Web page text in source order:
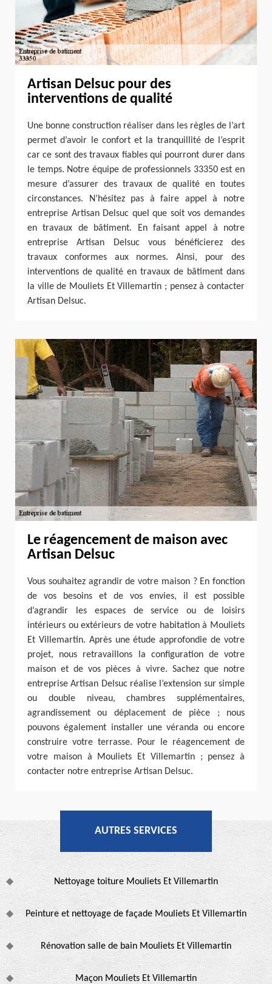
Artisan Delsuc pour des
interventions de qualité
Une bonne construction réaliser dans les règles de l’art
permet d’avoir le confort et la tranquillité de l’esprit
car ce sont des travaux fiables qui pourront durer dans
le temps. Notre équipe de professionnels 33350 est en
mesure d’assurer des travaux de qualité en toutes
circonstances. N’hésitez pas à faire appel à notre
entreprise Artisan Delsuc quel que soit vos demandes
en travaux de bâtiment. En faisant appel à notre
entreprise Artisan Delsuc vous bénéficierez des
travaux conformes aux normes. Ainsi, pour des
interventions de qualité en travaux de bâtiment dans
la ville de Mouliets Et Villemartin ; pensez à contacter
Artisan Delsuc.
Le réagencement de maison avec
Artisan Delsuc
Vous souhaitez agrandir de votre maison ? En fonction
de vos besoins et de vos envies, il est possible
d’agrandir les espaces de service ou de loisirs
intérieurs ou extérieurs de votre habitation à Mouliets
Et Villemartin. Après une étude approfondie de votre
projet, nous retravaillons la configuration de votre
maison et de vos pièces à vivre. Sachez que notre
entreprise Artisan Delsuc réalise l’extension sur simple
ou double niveau, chambres supplémentaires,
agrandissement ou déplacement de pièce ; nous
pouvons également installer une véranda ou encore
construire votre terrasse. Pour le réagencement de
votre maison à Mouliets Et Villemartin ; pensez à
contacter notre entreprise Artisan Delsuc.
AUTRES SERVICES
Nettoyage toiture Mouliets Et Villemartin
Peinture et nettoyage de façade Mouliets Et Villemartin
Rénovation salle de bain Mouliets Et Villemartin
Maçon Mouliets Et Villemartin